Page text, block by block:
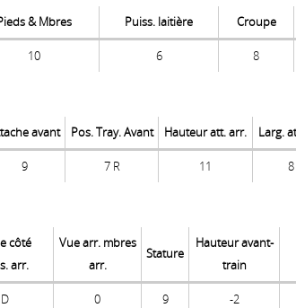
& Mbres Puiss. laitière Croupe
10 6 8
avant Pos. Tray. Avant Hauteur att. arr. Larg.
9 7 R 11 8
côté
arr.
Vue arr. mbres
arr.
Stature
Hauteur avant-
train
0 9 -2